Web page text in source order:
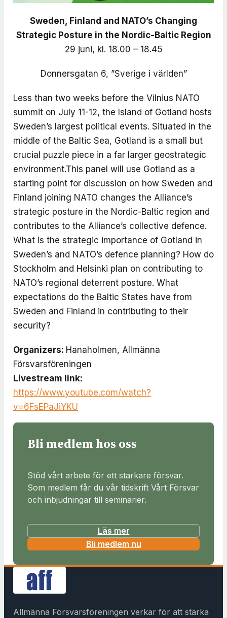
Sweden, Finland and NATO’s Changing
Strategic Posture in the Nordic-Baltic Region
29 juni, kl. 18.00 – 18.45
Donnersgatan 6, ”Sverige i världen”
Less than two weeks before the Vilnius NATO
summit on July 11-12, the Island of Gotland hosts
Sweden’s largest political events. Situated in the
middle of the Baltic Sea, Gotland is a small but
crucial puzzle piece in a far larger geostrategic
environment.This panel will use Gotland as a
starting point for discussion on how Sweden and
Finland joining NATO changes the Alliance’s
strategic posture in the Nordic-Baltic region and
contributes to the Alliance’s collective defence.
What is the strategic importance of Gotland in
Sweden’s and NATO’s defence planning? How do
Stockholm and Helsinki plan on contributing to
NATO’s regional deterrent posture. What
expectations do the Baltic States have from
Sweden and Finland in contributing to their
security?
Organizers: Hanaholmen, Allmänna
Försvarsföreningen
Livestream link:
https://www.youtube.com/watch?
v=6FsEPaJiYKU
Bli medlem hos oss
Stöd vårt arbete för ett starkare försvar.
Som medlem får du vår tidskrift Vårt Försvar
och inbjudningar till seminarier.
Läs mer
Bli medlem nu(
p
a
Allmänna Försvarsföreningen verkar för att stärka